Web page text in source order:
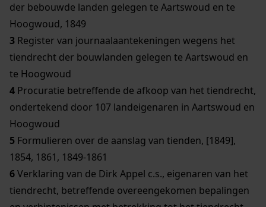
der bebouwde landen gelegen te Aartswoud en te
Hoogwoud, 1849
3 Register van journaalaantekeningen wegens het
tiendrecht der bouwlanden gelegen te Aartswoud en
te Hoogwoud
4 Procuratie betreffende de afkoop van het tiendrecht,
ondertekend door 107 landeigenaren in Aartswoud en
Hoogwoud
5 Formulieren over de aanslag van tienden, [1849],
1854, 1861, 1849-1861
6Verklaring van de Dirk Appel c.s., eigenaren van het
tiendrecht, betreffende overeengekomen bepalingen